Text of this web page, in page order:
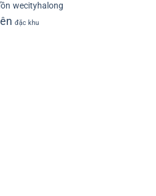
wecityhalong
đặc khu